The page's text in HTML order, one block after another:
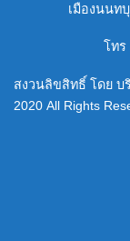
เมืองนนท
โทร
สงวนลิขสิทธิ์ โดย บ
2020 All Rights